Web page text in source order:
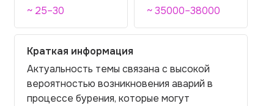
~ 25–30
~ 35000–38000
Краткая информация
Актуальность темы связана с высокой
вероятностью возникновения аварий в
процессе бурения, которые могут